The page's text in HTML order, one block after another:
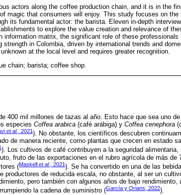
actors along the coffee production chain, and it is in the
magic that consumers will enjoy. This study focuses on
its fundamental actor: the barista. Eleven in-depth
to explore the value creation and relevance of
information matrix, the significant role of these
strength in Colombia, driven by international trends and
at the local level and requires greater recognition.
chain; barista; coffee shop.
400 mil millones de tazas al año. Esto hace que sea uno
especies Coffea arabica (café arábiga) y Coffea cenephora
et al., 2021). No obstante, los científicos descubren
de manera reciente, como plantas que crecen en estado
). Los cultivos de café contribuyen a la seguridad
fruto de las exportaciones en el rubro agrícola de más de
(Maskell et al., 2021). Se ha convertido en una de las
productores de reducida escala, no obstante, al ser un
pero también con algunos años de bajo rendimiento,
la cadena de suministro (García y Orians, 2022).